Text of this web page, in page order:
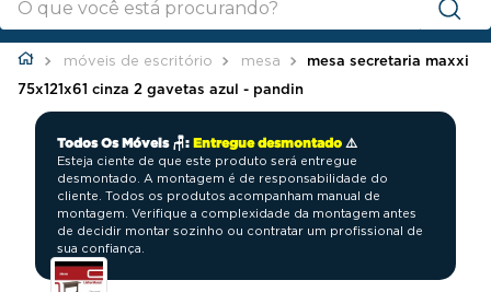
móveis de escritório mesa
mesa secretaria maxxi
75x121x61 cinza 2 gavetas azul - pandin
Todos Os Móveis 🪑: Entregue desmontado ⚠️
Esteja ciente de que este produto será entregue
desmontado. A montagem é de responsabilidade do
cliente. Todos os produtos acompanham manual de
montagem. Verifique a complexidade da montagem antes
de decidir montar sozinho ou contratar um profissional de
sua confiança.